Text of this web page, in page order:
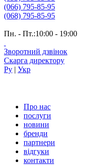
(066) 795-85-95
(068) 795-85-95
Пн. - Пт.:10:00 - 19:00
Зворотний дзвінок
Скарга директору
Ру | Укр
Про нас
послуги
новини
бренди
партнери
вiдгуки
контакти